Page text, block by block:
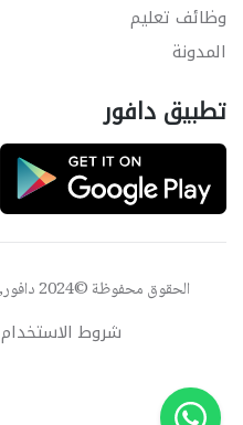
وظائف تعليم
المدونة
تطبيق دافور
الحقوق محفوظة ©2024 دافور, أحد مشاريع مجموعة
شروط الاستخدام